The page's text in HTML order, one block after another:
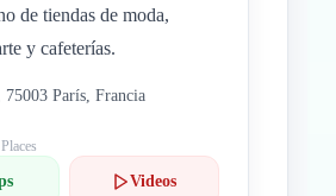
de tiendas de moda,
y cafeterías.
París, Francia
Videos